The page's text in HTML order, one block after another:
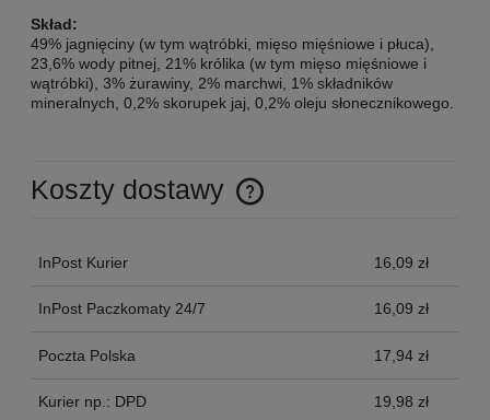
Skład:
49% jagnięciny (w tym wątróbki, mięso mięśniowe i płuca),
23,6% wody pitnej, 21% królika (w tym mięso mięśniowe i
wątróbki), 3% żurawiny, 2% marchwi, 1% składników
mineralnych, 0,2% skorupek jaj, 0,2% oleju słonecznikowego.
Koszty dostawy
Cena nie zawiera ewentualnych kosztów płatności
InPost Kurier 16,09 zł
InPost Paczkomaty 24/7 16,09 zł
Poczta Polska 17,94 zł
Kurier np.: DPD 19,98 zł